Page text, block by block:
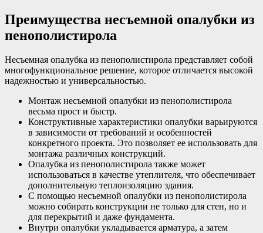
Преимущества несъемной опалубки из
пенополистирола
Несъемная опалубка из пенополистирола представляет собой
многофункциональное решение, которое отличается высокой
надежностью и универсальностью.
Монтаж несъемной опалубки из пенополистирола
весьма прост и быстр.
Конструктивные характеристики опалубки варьируются
в зависимости от требований и особенностей
конкретного проекта. Это позволяет ее использовать для
монтажа различных конструкций.
Опалубка из пенополистирола также может
использоваться в качестве утеплителя, что обеспечивает
дополнительную теплоизоляцию здания.
С помощью несъемной опалубки из пенополистирола
можно собирать конструкции не только для стен, но и
для перекрытий и даже фундамента.
Внутри опалубки укладывается арматура, а затем